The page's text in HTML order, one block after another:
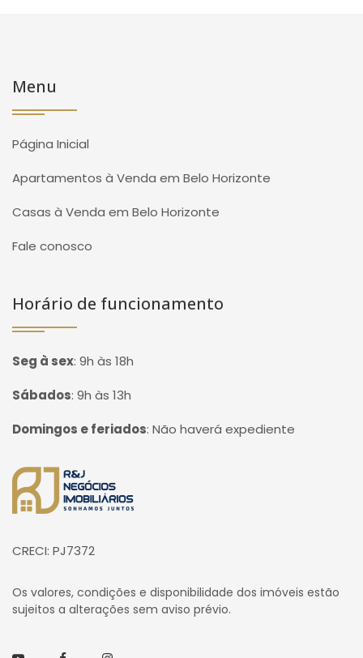
Menu
Página Inicial
Apartamentos à Venda em Belo Horizonte
Casas à Venda em Belo Horizonte
Fale conosco
Horário de funcionamento
Seg à sex: 9h às 18h
Sábados: 9h às 13h
Domingos e feriados: Não haverá expediente
Página inicial
CRECI: PJ7372
Os valores, condições e disponibilidade dos imóveis estão
sujeitos a alterações sem aviso prévio.